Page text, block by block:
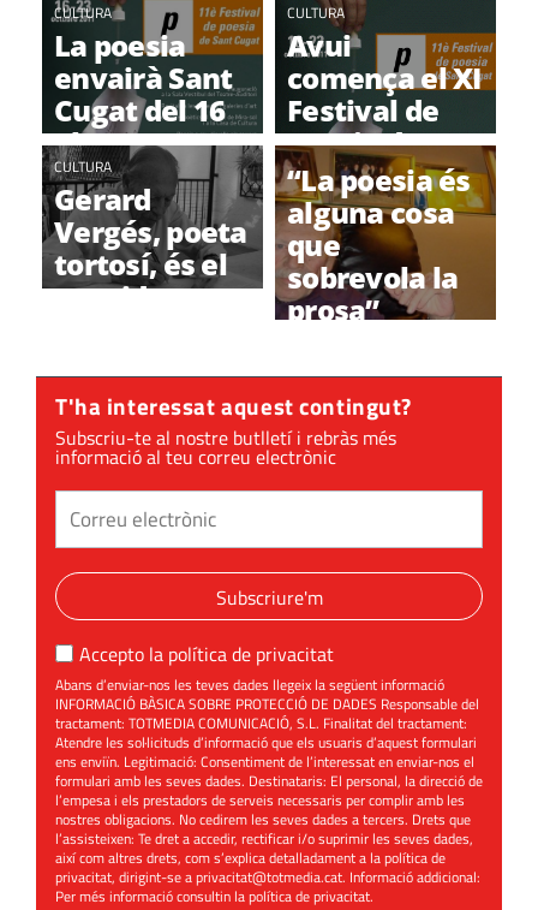
CULTURA
La poesia
envairà Sant
Cugat del 16
al 23
d'octubre
CULTURA
Avui
comença el XI
Festival de
Poesia de
Sant Cugat
CULTURA
Gerard
Vergés, poeta
tortosí, és el
convidat
Poesia
“La poesia és
alguna cosa
que
sobrevola la
prosa”
T'ha interessat aquest contingut?
Subscriu-te al nostre butlletí i rebràs més
informació al teu correu electrònic
Subscriure'm
Accepto la política de privacitat
Abans d’enviar-nos les teves dades llegeix la següent informació
INFORMACIÓ BÀSICA SOBRE PROTECCIÓ DE DADES Responsable del
tractament: TOTMEDIA COMUNICACIÓ, S.L. Finalitat del tractament:
Atendre les sol·licituds d’informació que els usuaris d’aquest formulari
ens enviïn. Legitimació: Consentiment de l’interessat en enviar-nos el
formulari amb les seves dades. Destinataris: El personal, la direcció de
l’empesa i els prestadors de serveis necessaris per complir amb les
nostres obligacions. No cedirem les seves dades a tercers. Drets que
l’assisteixen: Te dret a accedir, rectificar i/o suprimir les seves dades,
així com altres drets, com s’explica detalladament a la política de
privacitat, dirigint-se aprivacitat@totmedia.cat. Informació addicional:
Per més informació consultin lapolítica de privacitat.